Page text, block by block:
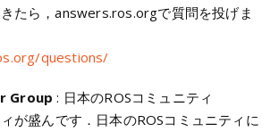
たら，answers.ros.orgで質問を投げま
questions/
Group : 日本のROSコミュニティ
が盛んです．日本のROSコミュニティに